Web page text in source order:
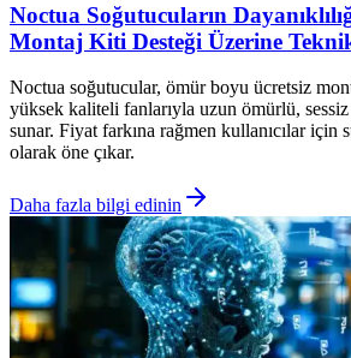
Noctua Soğutucuların
Montaj Kiti Desteği Üzerine
Noctua soğutucular, ömür boyu ücretsiz
yüksek kaliteli fanlarıyla uzun ömürlü,
sunar. Fiyat farkına rağmen kullanıcılar için
olarak öne çıkar.
Daha fazla bilgi edinin